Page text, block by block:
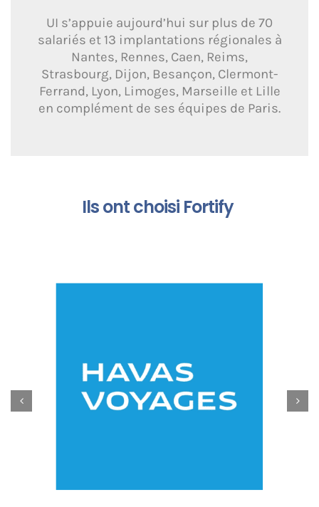
UI s’appuie aujourd’hui sur plus de 70
salariés et 13 implantations régionales à
Nantes, Rennes, Caen, Reims,
Strasbourg, Dijon, Besançon, Clermont-
Ferrand, Lyon, Limoges, Marseille et Lille
en complément de ses équipes de Paris.
Ils ont choisi Fortify